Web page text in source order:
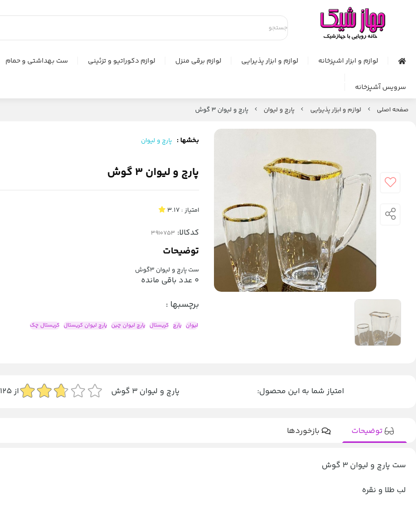
لوازم و ابزار اشپزخانه لوازم و ابزار پذیرایی لوازم برقی منزل لوازم دکوراتیو و تزئینی ست بهداشتی و حمام
سرویس آشپزخانه
صفحه اصلی لوازم و ابزار پذیرایی پارچ و لیوان پارچ و لیوان 3 گوش
بخشها : پارچ و لیوان
پارچ و لیوان 3 گوش
امتیاز : 3.17
کدکالا:
توضیحات
ست پارچ و لیوان 3گوش
0 عدد باقی مانده
برچسبها :
لیوان پارچ کریستال پارچ لیوان چین پارچ لیوان کریستال کریستال چک
امتیاز شما به این محصول: پارچ و لیوان 3 گوش از 125
توضیحات بازخوردها
ست پارچ و لیوان 3 گوش
لب طلا و نقره